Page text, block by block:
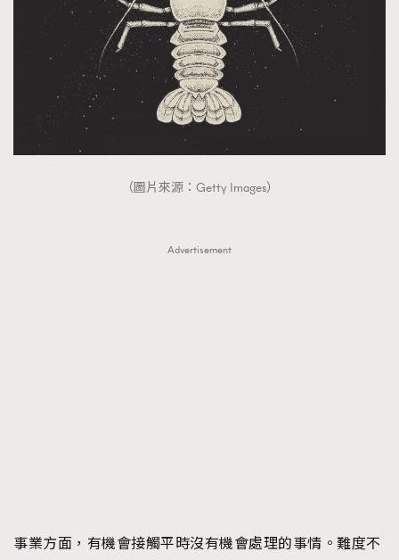
（圖片來源：Getty Images）
Advertisement
事業方面，有機會接觸平時沒有機會處理的事情。難度不